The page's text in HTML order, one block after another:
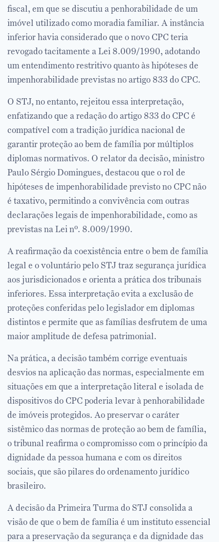
fiscal, em que se discutiu a penhorabilidade de um
imóvel utilizado como moradia familiar. A instância
inferior havia considerado que o novo CPC teria
revogado tacitamente a Lei 8.009/1990, adotando
um entendimento restritivo quanto às hipóteses de
impenhorabilidade previstas no artigo 833 do CPC.
O STJ, no entanto, rejeitou essa interpretação,
enfatizando que a redação do artigo 833 do CPC é
compatível com a tradição jurídica nacional de
garantir proteção ao bem de família por múltiplos
diplomas normativos. O relator da decisão, ministro
Paulo Sérgio Domingues, destacou que o rol de
hipóteses de impenhorabilidade previsto no CPC não
é taxativo, permitindo a convivência com outras
declarações legais de impenhorabilidade, como as
previstas na Lei nº. 8.009/1990.
A reafirmação da coexistência entre o bem de família
legal e o voluntário pelo STJ traz segurança jurídica
aos jurisdicionados e orienta a prática dos tribunais
inferiores. Essa interpretação evita a exclusão de
proteções conferidas pelo legislador em diplomas
distintos e permite que as famílias desfrutem de uma
maior amplitude de defesa patrimonial.
Na prática, a decisão também corrige eventuais
desvios na aplicação das normas, especialmente em
situações em que a interpretação literal e isolada de
dispositivos do CPC poderia levar à penhorabilidade
de imóveis protegidos. Ao preservar o caráter
sistêmico das normas de proteção ao bem de família,
o tribunal reafirma o compromisso com o princípio da
dignidade da pessoa humana e com os direitos
sociais, que são pilares do ordenamento jurídico
brasileiro.
A decisão da Primeira Turma do STJ consolida a
visão de que o bem de família é um instituto essencial
para a preservação da segurança e da dignidade das